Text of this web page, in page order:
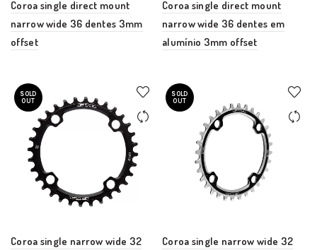
Coroa single direct mount
narrow wide 36 dentes 3mm
offset
Coroa single direct mount
narrow wide 36 dentes em
alumínio 3mm offset
SOLD
OUT
Coroa single narrow wide 32
SOLD
OUT
Coroa single narrow wide 32